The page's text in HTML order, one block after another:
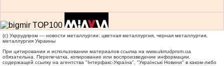
(c) Укррудпром — новости металлургии: цветная металлургия, черная металлургия,
металлургия Украины
При цитировании и использовании материалов ссылка на www.ukrrudprom.ua
обязательна. Перепечатка, копирование или воспроизведение информации,
содержащей ссылку на агентства "Iнтерфакс-Україна", "Українськi Новини" в каком-либо